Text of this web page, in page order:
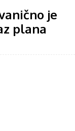
je
plana